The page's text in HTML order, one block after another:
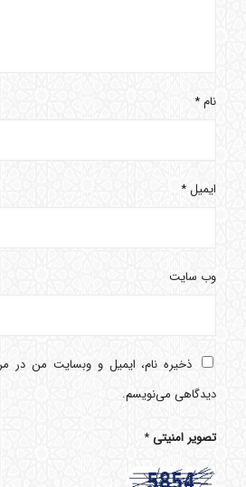
نام*
ایمیل*
وب‌ سایت
ذخیره نام، ایمیل و وبسایت من در
دیدگاهی می‌نویسم.
تصویر امنیتی*